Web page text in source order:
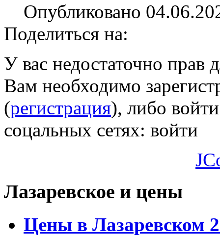
Опубликовано
Поделиться на:
У вас недостаточно прав
Вам необходимо
(регистрация), либо
соцальных сетях: войти
Лазаревское и цены
Цены в Лазаревском